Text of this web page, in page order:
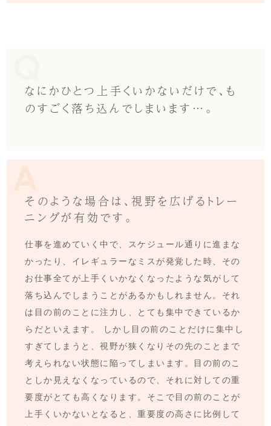
なにかひとつ上手くいかないだけで、も
のすごく落ち込んでしまいます…。
そのような場合は、視野を広げるトレー
ニングが有効です。
仕事を進めていく中で、スケジュール通りに進まな
かったり、イレギュラーなミスが発覚した時、その
お仕事全てが上手くいかなくなったような気がして
落ち込んでしまうことがあるかもしれません。それ
は目の前のことに注力し、とても集中できているか
らだといえます。 しかし目の前のことだけに集中し
すぎてしまうと、視野が狭くなりその先のことまで
考えられない状態に陥ってしまいます。目の前のこ
としか見えなくなっているので、それに対しての重
要度がとても高くなります。そこで目の前のことが
上手くいかないとなると、重要度の高さに比例して